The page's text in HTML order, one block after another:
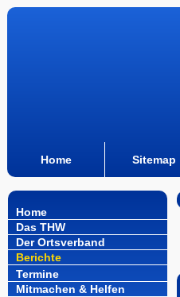
Home Sitemap
Home
Das THW
Der Ortsverband
Berichte
Termine
Mitmachen & Helfen